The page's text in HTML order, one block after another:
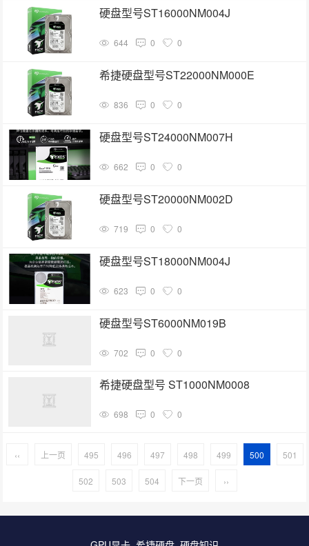
硬盘型号ST16000NM004J
644 0 0
希捷硬盘型号ST22000NM000E
836 0 0
硬盘型号ST24000NM007H
662 0 0
硬盘型号ST20000NM002D
719 0 0
硬盘型号ST18000NM004J
623 0 0
硬盘型号ST6000NM019B
702 0 0
希捷硬盘型号 ST1000NM0008
698 0 0
‹‹ 上一页 495 496 497 498 499 500 501
502 503 504 下一页 ››